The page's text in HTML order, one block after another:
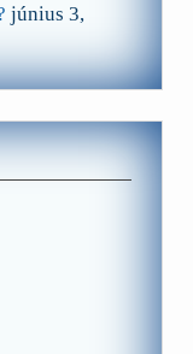
június 3,